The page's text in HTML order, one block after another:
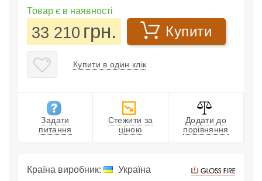
Товар є в наявності
33 210 грн. Купити
Купити в один клік
Задати
питання
Стежити за
ціною
Додати до
порівняння
Країна виробник:
Україна